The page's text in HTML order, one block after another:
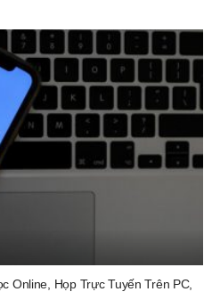
Online, Họp Trực Tuyến Trên PC,